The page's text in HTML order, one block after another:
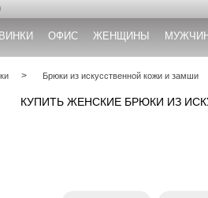
ОФИС ЖЕНЩИНЫ
Брюки из искусственной кожи и замши
КУПИТЬ ЖЕНСКИЕ БРЮКИ ИЗ